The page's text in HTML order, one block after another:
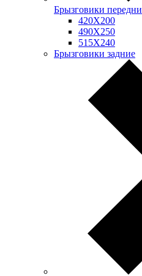
Брызговики передни
420Х200
490Х250
515Х240
Брызговики задние